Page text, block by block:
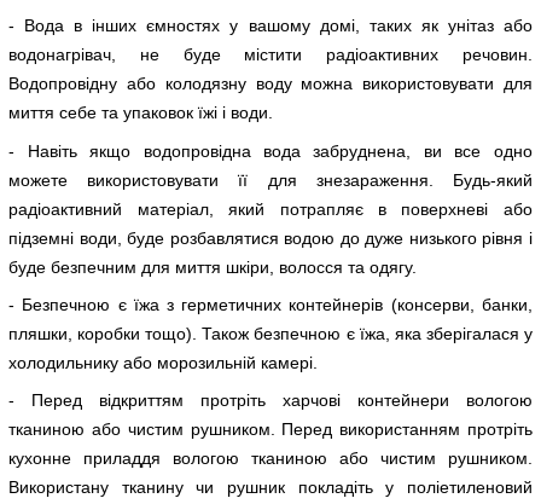
- Вода в інших ємностях у вашому домі, таких як унітаз або
водонагрівач, не буде містити радіоактивних речовин.
Водопровідну або колодязну воду можна використовувати для
миття себе та упаковок їжі і води.
- Навіть якщо водопровідна вода забруднена, ви все одно
можете використовувати її для знезараження. Будь-який
радіоактивний матеріал, який потрапляє в поверхневі або
підземні води, буде розбавлятися водою до дуже низького рівня і
буде безпечним для миття шкіри, волосся та одягу.
- Безпечною є їжа з герметичних контейнерів (консерви, банки,
пляшки, коробки тощо). Також безпечною є їжа, яка зберігалася у
холодильнику або морозильній камері.
- Перед відкриттям протріть харчові контейнери вологою
тканиною або чистим рушником. Перед використанням протріть
кухонне приладдя вологою тканиною або чистим рушником.
Використану тканину чи рушник покладіть у поліетиленовий